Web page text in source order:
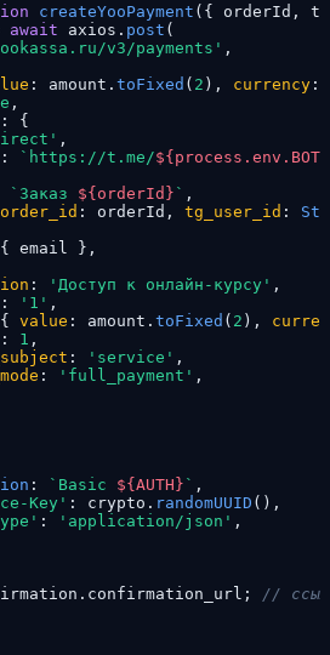
createYooPayment ( { orderId,
await axios. post (
v3/payments' ,
: amount. toFixed ( 2 ), currency :
,
: {
,
: `https://t.me/
`Заказ ${orderId} ` ,
order_id : orderId, tg_user_id :
email },
: 'Доступ к онлайн-курсу' ,
: '1' ,
value : amount. toFixed ( 2 ),
: 1 ,
: 'service' ,
: 'full_payment' ,
: `Basic ${AUTH} ` ,
Key' : crypto. randomUUID (),
: 'application/json' ,
. confirmation_url ;
//